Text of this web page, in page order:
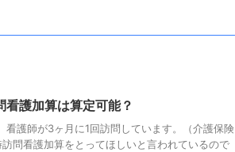
護加算は算定可能？
護師が3ヶ月に1回訪問しています。（介護保険
問看護加算をとってほしいと言われているので